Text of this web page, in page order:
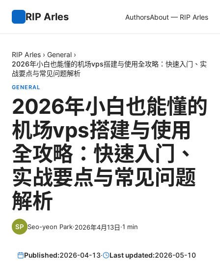
RIP Arles AuthorsAbout — RIP Arles
RIP Arles › General ›
2026年小白也能懂的机场vps搭建与使用全攻略：快速入门、实
战要点与常见问题解析
GENERAL
2026年小白也能懂的
机场vps搭建与使用
全攻略：快速入门、
实战要点与常见问题
解析
Seo-yeon Park·2026年4月13日·1 min
Published:2026-04-13· Last updated:2026-05-10